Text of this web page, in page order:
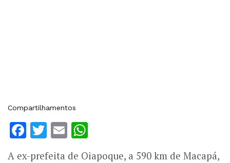
Compartilhamentos
Facebook
Twitter
Email
A ex-prefeita de Oiapoque, a 590 km de Macapá,